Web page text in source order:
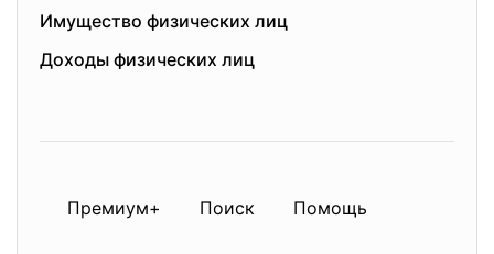
Имущество физических лиц
Доходы физических лиц
Премиум+ Поиск Помощь